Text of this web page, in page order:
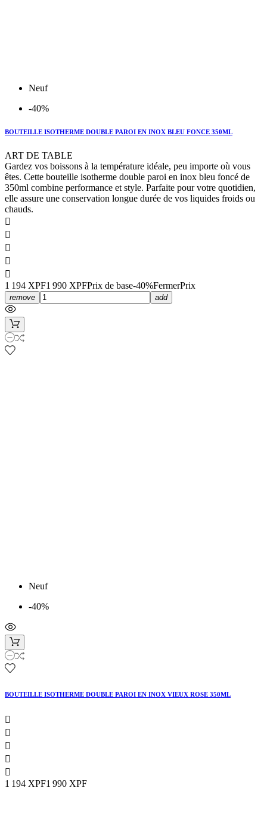
Neuf
-40%
BOUTEILLE ISOTHERME DOUBLE PAROI EN INOX BLEU FONCE 350ML
ART DE TABLE
Gardez vos boissons à la température idéale, peu importe où vous
êtes. Cette bouteille isotherme double paroi en inox bleu foncé de
350ml combine performance et style. Parfaite pour votre quotidien,
elle assure une conservation longue durée de vos liquides froids ou
chauds.





1 194 XPF1 990 XPFPrix de base-40%FermerPrix
remove add
Neuf
-40%
BOUTEILLE ISOTHERME DOUBLE PAROI EN INOX VIEUX ROSE 350ML





1 194 XPF1 990 XPF